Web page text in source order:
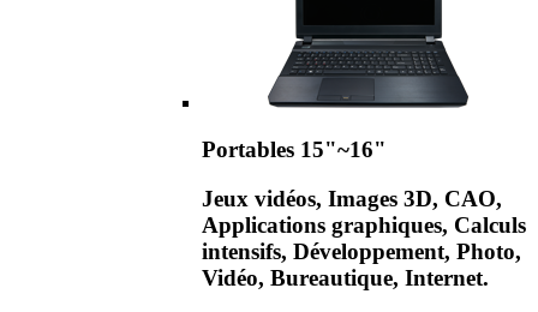
Portables 15"~16"
Jeux vidéos, Images 3D, CAO,
Applications graphiques, Calculs
intensifs, Développement, Photo,
Vidéo, Bureautique, Internet.